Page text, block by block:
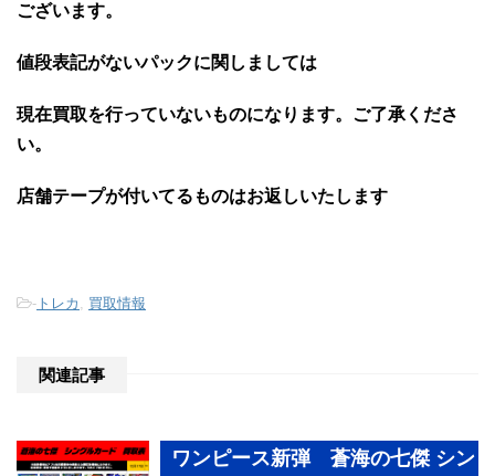
ございます。
値段表記がないパックに関しましては
現在買取を行っていないものになります。ご了承くださ
い。
店舗テープが付いてるものはお返しいたします
- トレカ , 買取情報
関連記事
ワンピース新弾 蒼海の七傑 シン